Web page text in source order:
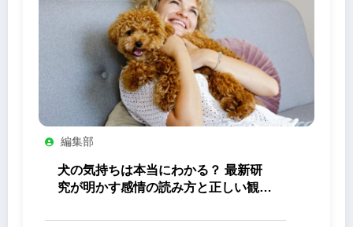
編集部
犬の気持ちは本当にわかる？ 最新研
究が明かす感情の読み方と正しい観察